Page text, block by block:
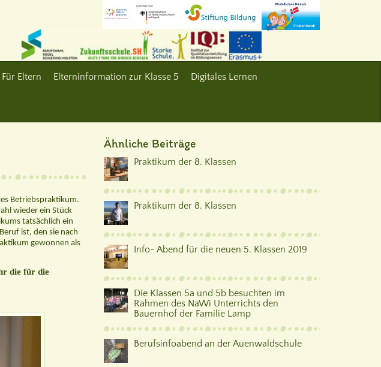
Für Eltern Elterninformation zur Klasse 5 Digitales Lernen
Betriebspraktikum.
wieder ein Stück
tatsächlich ein
ist, den sie nach
gewonnen als
die für die
Ähnliche Beiträge
Praktikum der 8. Klassen
Praktikum der 8. Klassen
Info- Abend für die neuen 5. Klassen 2019
Die Klassen 5a und 5b besuchten im
Rahmen des NaWi Unterrichts den
Bauernhof der Familie Lamp
Berufsinfoabend an der Auenwaldschule